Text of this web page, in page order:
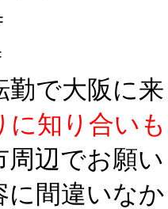
勤で大阪に
に知り合い
周辺でお願
に間違い